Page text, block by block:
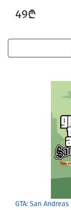
49₾
GTA: San Andreas